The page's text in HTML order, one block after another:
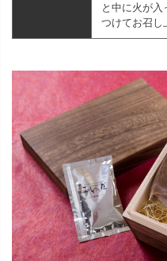
と中に火が入
つけてお召し